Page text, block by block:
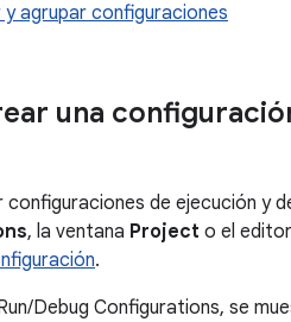
y agrupar configuraciones
una
configuraciones de ejecución y
, la ventana Project o el
.
Debug Configurations, se